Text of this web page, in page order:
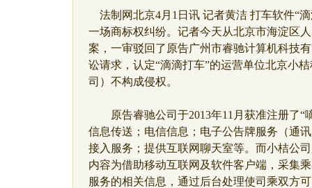
法制网北京4月1日讯 记者黄洁 打车软件“
一场商标权纠纷。记者今天从北京市海淀区
案，一审驳回了原告广州市睿驰计算机科技
讼请求，认定“滴滴打车”的运营单位北京小
司）不构成侵权。
原告睿驰公司于2013年11月获准注册了“
信息传送；电信信息；电子公告牌服务（通
接入服务；提供互联网聊天室等。而小桔公
内容为借助移动互联网及软件客户端，采集
服务的相关信息，通过后台处理使司乘双方